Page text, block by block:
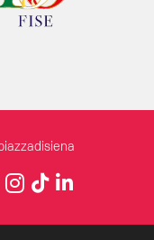
Facebook
Instagram
TikTokLinkedIn